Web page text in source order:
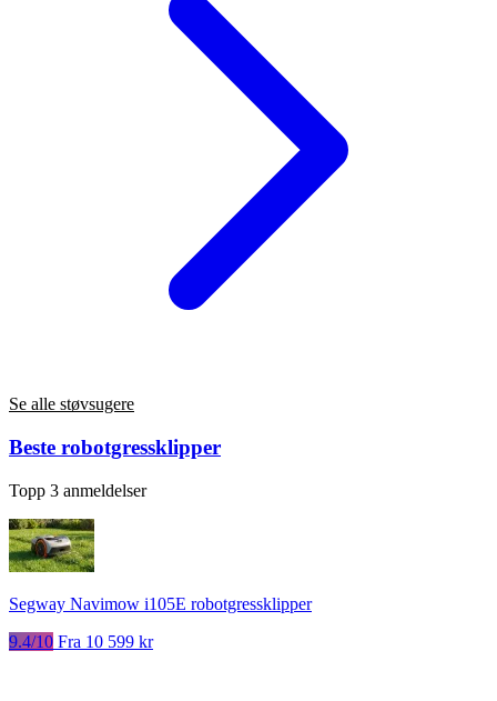
Se alle støvsugere
Beste robotgressklipper
Topp 3 anmeldelser
Segway Navimow i105E robotgressklipper
9.4/10 Fra 10 599 kr